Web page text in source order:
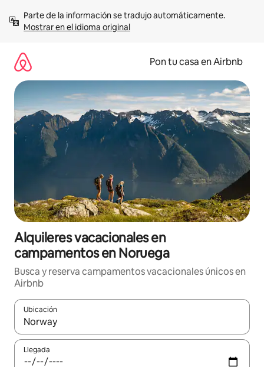
contenidoMostrar en el idioma original
Pon tu casa en Airbnb
Alquileres vacacionales en
campamentos en Noruega
Busca y reserva campamentos vacacionales únicos en
Airbnb
Ubicación
Cuando los resultados estén disponibles, navega con las
Llegada